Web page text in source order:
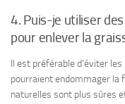
4. Puis-je utiliser
pour enlever la
Il est préférable d’éviter
pourraient endommager la
naturelles sont plus sûres